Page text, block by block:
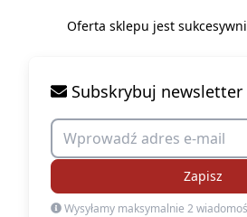
Oferta sklepu jest
Subskrybuj newsletter
Zapisz
Wysyłamy maksymalnie 2